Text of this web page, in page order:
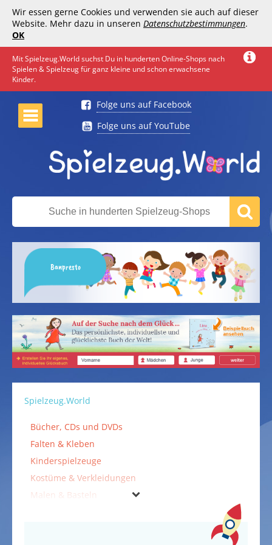
Wir essen gerne Cookies und verwenden sie auch auf dieser
Website. Mehr dazu in unseren Datenschutzbestimmungen.
OK
Mit Spielzeug.World suchst Du in hunderten Online-Shops nach
Spielen & Spielzeug für ganz kleine und schon erwachsene
Kinder.
Folge uns auf Facebook
Folge uns auf YouTube
Banpresto
Spielzeug.World
Bücher, CDs und DVDs
Falten & Kleben
Kinderspielzeuge
Kostüme & Verkleidungen
Malen & Basteln